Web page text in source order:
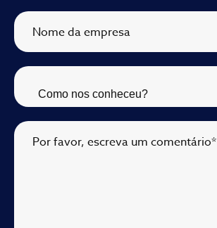
Nome da empresa
Por favor, escreva um comentário*